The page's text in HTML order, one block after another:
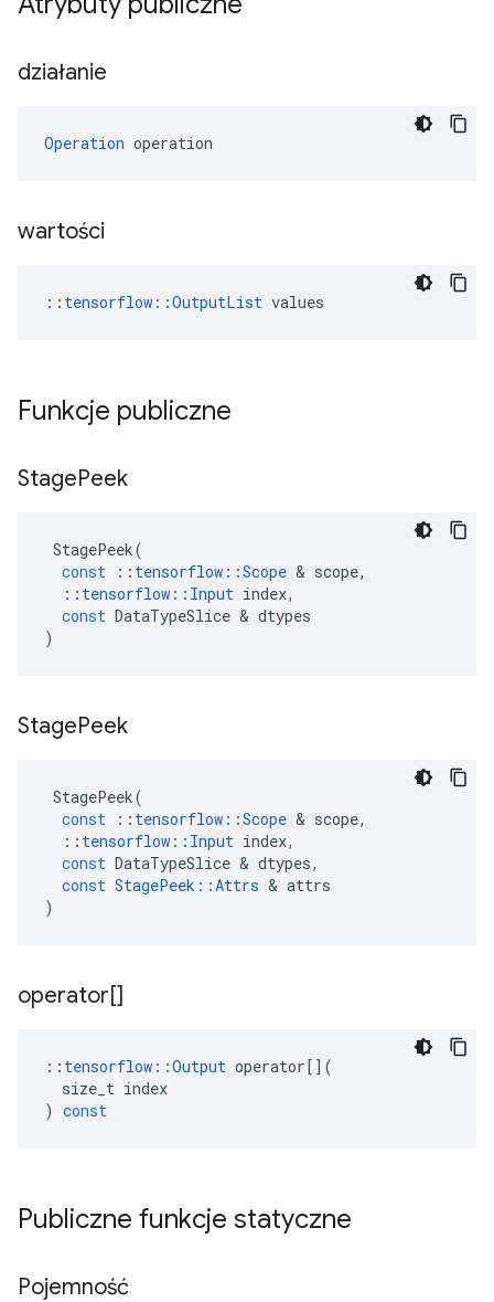
działanie
Operation operation
wartości
:: tensorflow::OutputList values
Funkcje publiczne
StagePeek
StagePeek(
const
:: tensorflow ::Scope & scope,
:: tensorflow :: Input index,
const DataTypeSlice & dtypes
)
StagePeek
StagePeek(
const
:: tensorflow ::Scope & scope,
:: tensorflow :: Input index,
const DataTypeSlice & dtypes,
const StagePeek ::Attrs & attrs
)
operator[]
:: tensorflow ::Output operator[](
size_t index
) const
Publiczne funkcje statyczne
Pojemność